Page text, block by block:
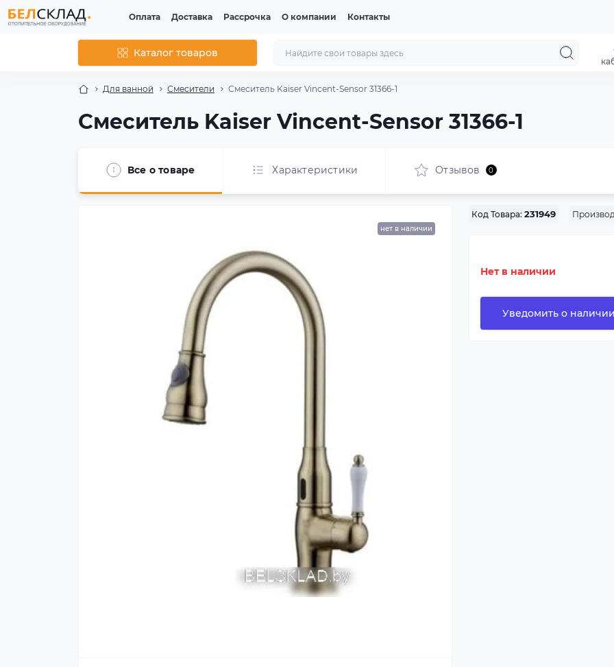
Оплата Доставка Рассрочка О компании Контакты
Каталог товаров
Для ванной Смесители Смеситель Kaiser Vincent-Sensor 31366-1
Смеситель Kaiser Vincent-Sensor 31366-1
Все о товаре Характеристики Отзывов 0
нет в наличии
Код Товара: 231949
Нет в наличии
Уведомить о